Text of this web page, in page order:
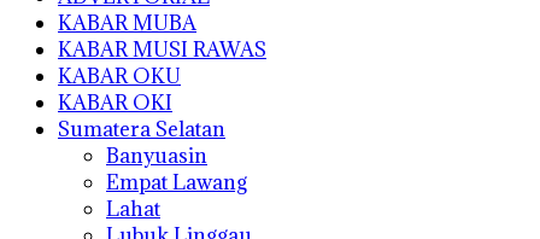
KABAR MUBA
KABAR MUSI RAWAS
KABAR OKU
KABAR OKI
Sumatera Selatan
Banyuasin
Empat Lawang
Lahat